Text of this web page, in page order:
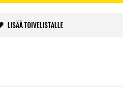
LISÄÄ TOIVELISTALLE